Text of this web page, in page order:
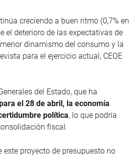
creciendo a buen ritmo (0,7% en
el deterioro de las expectativas de
dinamismo del consumo y la
para el ejercicio actual, CEOE
del Estado, que ha
el 28 de abril, la economía
política, lo que podría
fiscal.
este proyecto de presupuesto no